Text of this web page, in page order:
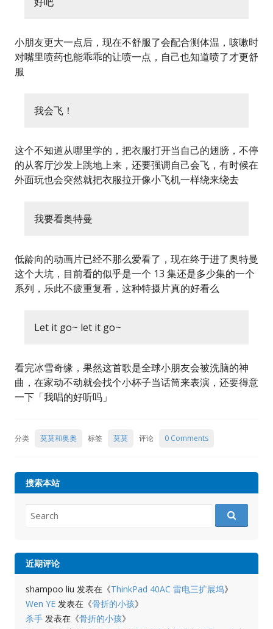
小朋友更大一点后，现在不舒服了会配合测体温，咳嗽时
对嘴里喷药也能乖乖的让喷一点，自己也知道喷了才更舒
服
我会飞！
这个不知道从哪里学的，把衣服打开当自己的翅膀，不停
的从客厅沙发上跳地上来，还要强调自己会飞，有时候在
外面玩也会突然就把衣服拉开像小飞机一样绕来绕去
我要看奥特曼
低龄向的动画片已经不那么爱看了，现在终于进了奥特曼
这个大坑，目前看的似乎是一个 13 集还是多少集的一个
系列，乐此不疲重复看，这种特摄片真的好看么
Let it go~ let it go~
看完冰雪奇缘，果然这首歌是全球小朋友会被洗脑的神
曲，在家动不动就会找个小杯子当话筒来表演，还要得意
一下「我唱的好听吗」
分类 莫莫和奥奥 标签 莫莫 评论 0 Comments
搜索本站
for:
近期评论
shampoo liu 发表在《ThinkPad 40AC 雷电三扩展坞》
Wen YE发表在《骨折的小孩》
杀手发表在《骨折的小孩》